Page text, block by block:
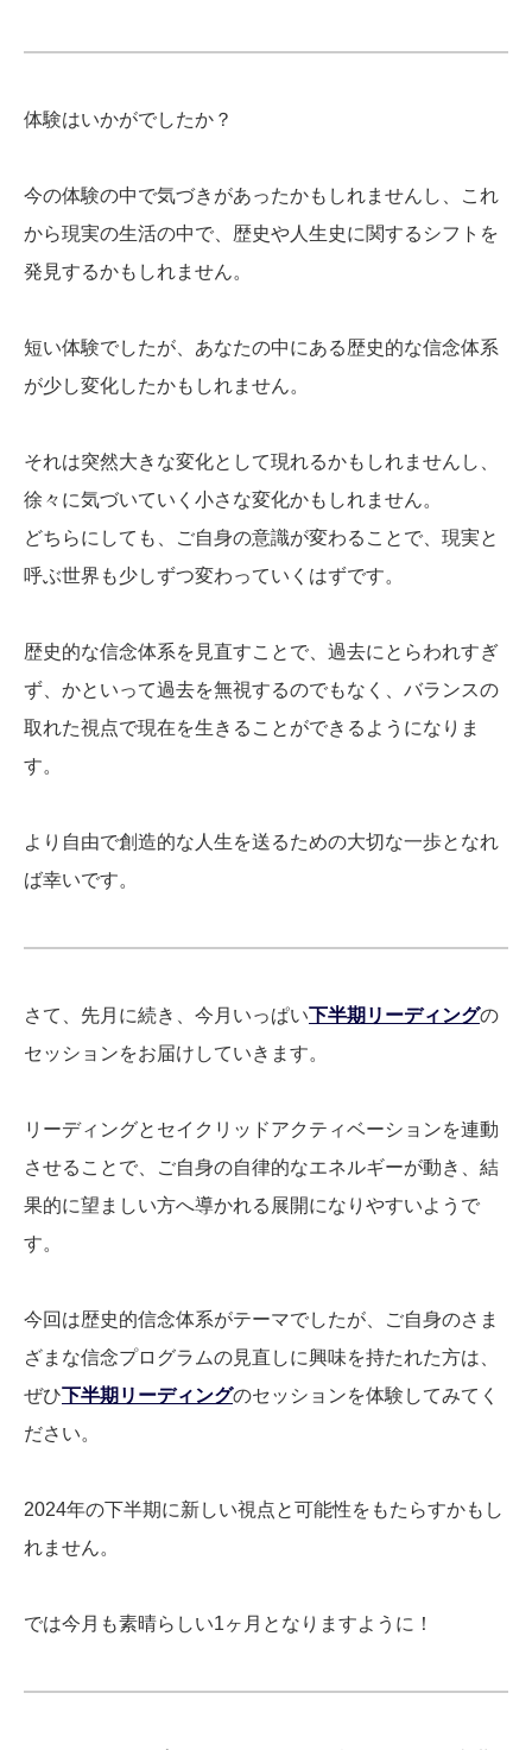
体験はいかがでしたか？
今の体験の中で気づきがあったかもしれませんし、これ
から現実の生活の中で、歴史や人生史に関するシフトを
発見するかもしれません。
短い体験でしたが、あなたの中にある歴史的な信念体系
が少し変化したかもしれません。
それは突然大きな変化として現れるかもしれませんし、
徐々に気づいていく小さな変化かもしれません。
どちらにしても、ご自身の意識が変わることで、現実と
呼ぶ世界も少しずつ変わっていくはずです。
歴史的な信念体系を見直すことで、過去にとらわれすぎ
ず、かといって過去を無視するのでもなく、バランスの
取れた視点で現在を生きることができるようになりま
す。
より自由で創造的な人生を送るための大切な一歩となれ
ば幸いです。
さて、先月に続き、今月いっぱい下半期リーディングの
セッションをお届けしていきます。
リーディングとセイクリッドアクティベーションを連動
させることで、ご自身の自律的なエネルギーが動き、結
果的に望ましい方へ導かれる展開になりやすいようで
す。
今回は歴史的信念体系がテーマでしたが、ご自身のさま
ざまな信念プログラムの見直しに興味を持たれた方は、
ぜひ下半期リーディングのセッションを体験してみてく
ださい。
2024年の下半期に新しい視点と可能性をもたらすかもし
れません。
では今月も素晴らしい1ヶ月となりますように！